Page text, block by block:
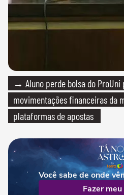
→ Aluno perde bolsa do ProUni
movimentações financeiras da
plataformas de apostas
Você sabe de onde
Fazer